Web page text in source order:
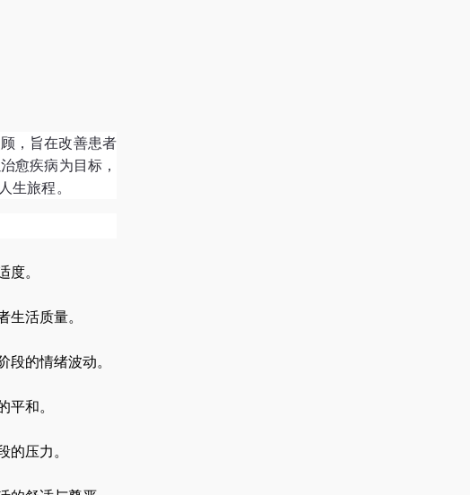
，旨在改善患者
愈疾病为目标，
生旅程。
度。
生活质量。
段的情绪波动。
平和。
的压力。